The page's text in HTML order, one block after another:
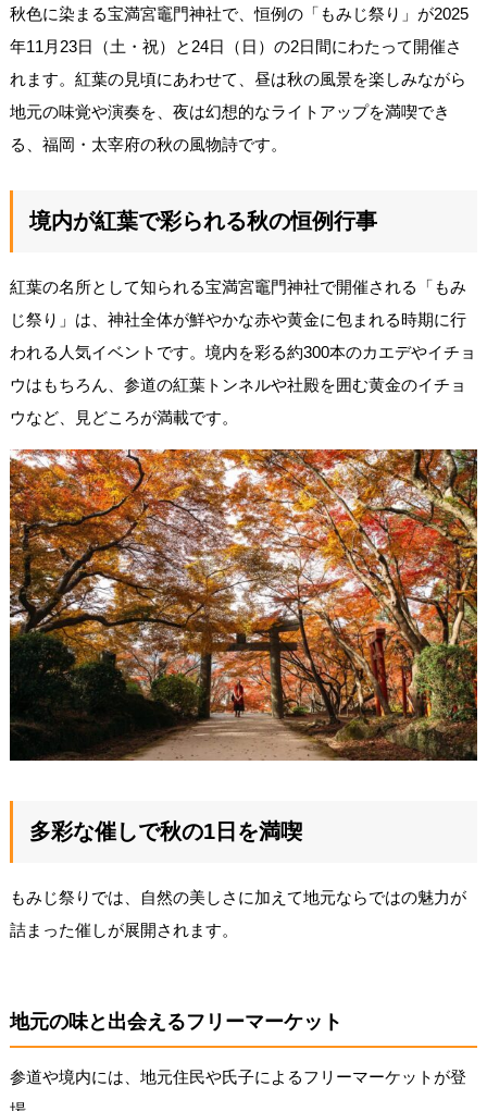
秋色に染まる宝満宮竈門神社で、恒例の「もみじ祭り」が2025
年11月23日（土・祝）と24日（日）の2日間にわたって開催さ
れます。紅葉の見頃にあわせて、昼は秋の風景を楽しみながら
地元の味覚や演奏を、夜は幻想的なライトアップを満喫でき
る、福岡・太宰府の秋の風物詩です。
境内が紅葉で彩られる秋の恒例行事
紅葉の名所として知られる宝満宮竈門神社で開催される「もみ
じ祭り」は、神社全体が鮮やかな赤や黄金に包まれる時期に行
われる人気イベントです。境内を彩る約300本のカエデやイチョ
ウはもちろん、参道の紅葉トンネルや社殿を囲む黄金のイチョ
ウなど、見どころが満載です。
多彩な催しで秋の1日を満喫
もみじ祭りでは、自然の美しさに加えて地元ならではの魅力が
詰まった催しが展開されます。
地元の味と出会えるフリーマーケット
参道や境内には、地元住民や氏子によるフリーマーケットが登